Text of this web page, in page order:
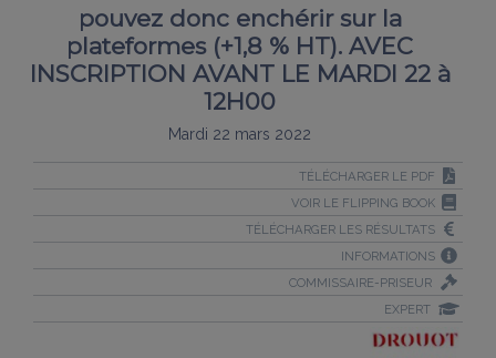
pouvez donc enchérir sur la
plateformes (+1,8 % HT). AVEC
INSCRIPTION AVANT LE MARDI 22 à
12H00
Mardi 22 mars 2022
TÉLÉCHARGER LE PDF
VOIR LE FLIPPING BOOK
TÉLÉCHARGER LES RÉSULTATS
INFORMATIONS
COMMISSAIRE-PRISEUR
EXPERT